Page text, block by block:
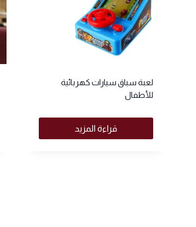
لعبة سباق سيارات كهربائية
للأطفال
قراءة المزيد